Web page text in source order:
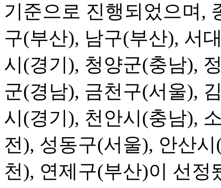
기준으로 진행되었으며,
구(부산), 남구(부산), 서
시(경기), 청양군(충남),
군(경남), 금천구(서울),
시(경기), 천안시(충남),
전), 성동구(서울), 안산
천), 연제구(부산)이 선정